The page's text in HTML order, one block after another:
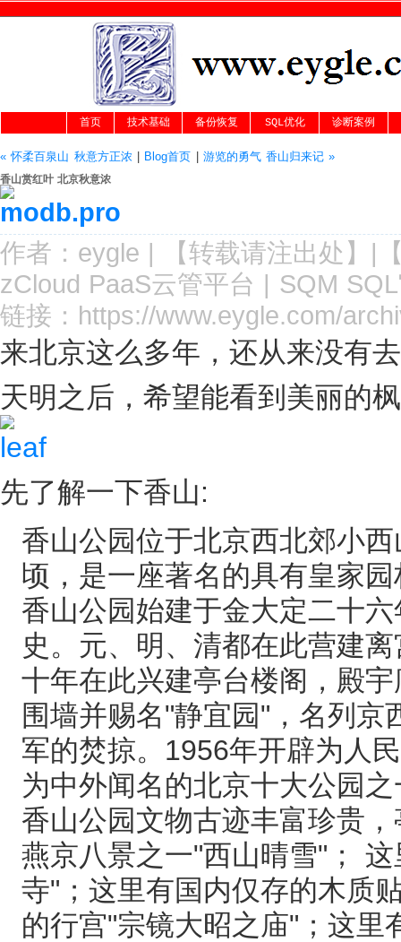
首页 技术基础 备份恢复 SQL优化 诊断案例
« 怀柔百泉山 秋意方正浓 Blog首页 游览的勇气 香山归来记 »
香山赏红叶 北京秋意浓
作者： eygle | 【转载请注出处 】|
zCloud PaaS云管平台 | SQM
链接： https://www.eygle.com/
来北京这么多年，还从来没有
天明之后，希望能看到美丽的
先了解一下香山:
香山公园位于北京西北郊小
顷，是一座著名的具有皇家
香山公园始建于金大定二十
史。元、明、清都在此营建
十年在此兴建亭台楼阁，殿
围墙并赐名"静宜园"，名列
军的焚掠。1956年开辟为人
为中外闻名的北京十大公园之
香山公园文物古迹丰富珍贵
燕京八景之一"西山晴雪"；
寺"；这里有国内仅存的木质
的行宫"宗镜大昭之庙"；这里